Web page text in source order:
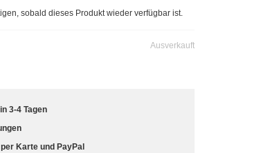
sobald dieses Produkt wieder verfügbar ist.
Ausverkauft
3-4 Tagen
Karte und PayPal